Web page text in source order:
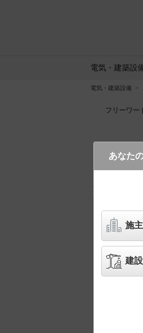
電気・建築設
電気・建築設備
フリーワー
あなた
施
建